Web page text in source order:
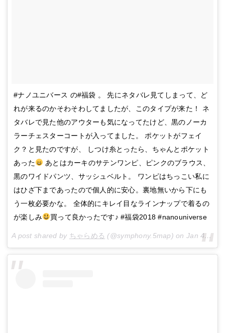
#ナノユニバース の#福袋 。 先にネタバレ見てしまって、ど
れが来るのかそわそわしてましたが、このタイプが来た！ ネ
タバレで見た他のアウターも気になってたけど、黒のノーカ
ラーチェスターコートが入ってました。 ポケットがフェイ
ク？と見たのですが、 しつけ糸とったら、ちゃんとポケット
あった
あとはカーキのサテンワンピ、ピンクのブラウス、
黒のワイドパンツ、サッシュベルト。 ワンピはちっこい私に
はひざ下まであったので個人的に安心。裏地無いから下にも
う一枚必要かな。 全体的にキレイ目なラインナップで着るの
が楽しみ
買って良かったです♪ #福袋2018 #nanouniverse
A post shared by ちゃらめる (@symphony.5map) onJan 4, 2018 at 8:35pm PST